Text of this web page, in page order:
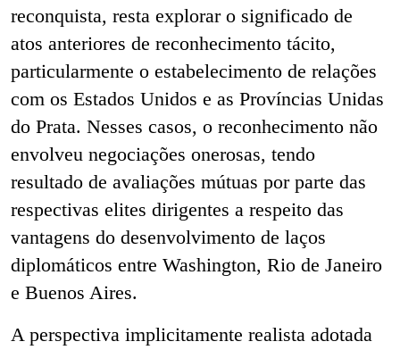
reconquista, resta explorar o significado de
atos anteriores de reconhecimento tácito,
particularmente o estabelecimento de relações
com os Estados Unidos e as Províncias Unidas
do Prata. Nesses casos, o reconhecimento não
envolveu negociações onerosas, tendo
resultado de avaliações mútuas por parte das
respectivas elites dirigentes a respeito das
vantagens do desenvolvimento de laços
diplomáticos entre Washington, Rio de Janeiro
e Buenos Aires.
A perspectiva implicitamente realista adotada